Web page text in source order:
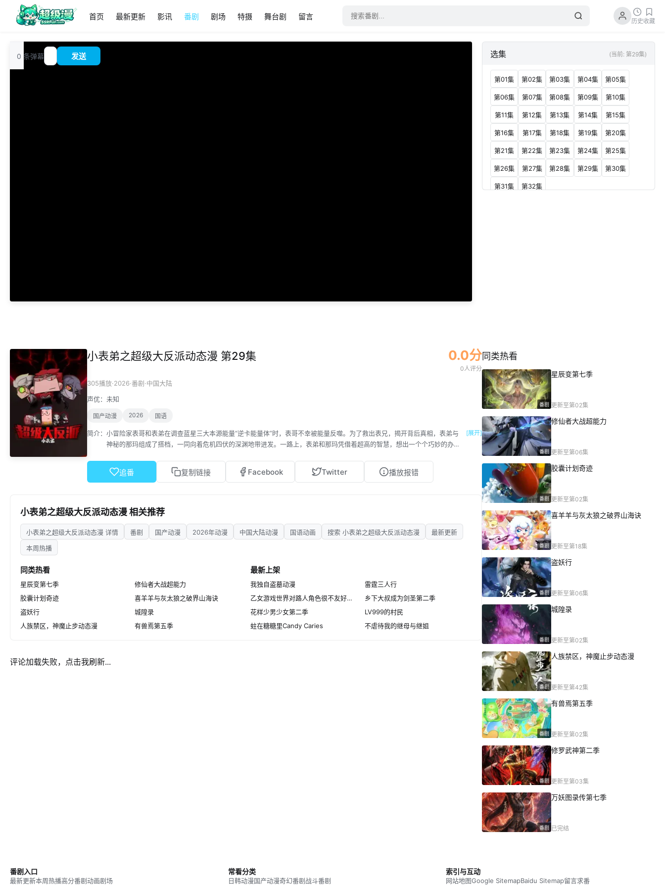
首页 最新更新 影讯 番剧 剧场 特摄 舞台剧 留言 历史收藏
追
番
?
0 条弹幕 发送 选集 (当前: 第29集)
第01集 第02集 第03集 第04集 第05集
第06集 第07集 第08集 第09集 第10集
第11集 第12集 第13集 第14集 第15集
第16集 第17集 第18集 第19集 第20集
第21集 第22集 第23集 第24集 第25集
第26集 第27集 第28集 第29集 第30集
第31集 第32集
小表弟之超级大反派动态漫 第29集 0.0分
0人评分
305播放·2026·番剧·中国大陆
声优： 未知
国产动漫 2026 国语
简介： 小冒险家表哥和表弟在调查蓝星三大本源能量“逆卡能量体”时，表哥不幸被能量反噬。为了救出表兄，揭开背后真相，表弟与
神秘的那玛组成了搭档，一同向着危机四伏的深渊地带进发。一路上，表弟和那玛凭借着超高的智慧，想出一个个巧妙的办
[展开]
追番 复制链接 Facebook Twitter 播放报错
小表弟之超级大反派动态漫 相关推荐
小表弟之超级大反派动态漫 详情 番剧 国产动漫 2026年动漫 中国大陆动漫 国语动画 搜索 小表弟之超级大反派动态漫
最新更新
本周热播
同类热看
星辰变第七季
修仙者大战超能力
胶囊计划奇迹
喜羊羊与灰太狼之破界山海诀
盗妖行
城隍录
人族禁区，神魔止步动态漫
有兽焉第五季
最新上架
我独自盗墓动漫
雷霆三人行
乙女游戏世界对路人角色很不友好第二季
乡下大叔成为剑圣第二季
花样少男少女第二季
LV999的村民
蛀在糖糖里Candy Caries
不虐待我的继母与继姐
评论加载失败，点击我刷新...
同类热看
番剧
星辰变第七季
更新至第02集
番剧
修仙者大战超能力
更新至第06集
番剧
胶囊计划奇迹
更新至第02集
番剧
喜羊羊与灰太狼之破界山海诀
更新至第18集
番剧
盗妖行
更新至第06集
番剧
城隍录
更新至第02集
番剧
人族禁区，神魔止步动态漫
更新至第42集
番剧
有兽焉第五季
更新至第02集
番剧
修罗武神第二季
更新至第03集
番剧
万妖图录传第七季
已完结
番剧入口
最新更新本周热播高分番剧动画剧场
常看分类
日韩动漫国产动漫奇幻番剧战斗番剧
索引与互动
网站地图Google SitemapBaidu Sitemap留言求番